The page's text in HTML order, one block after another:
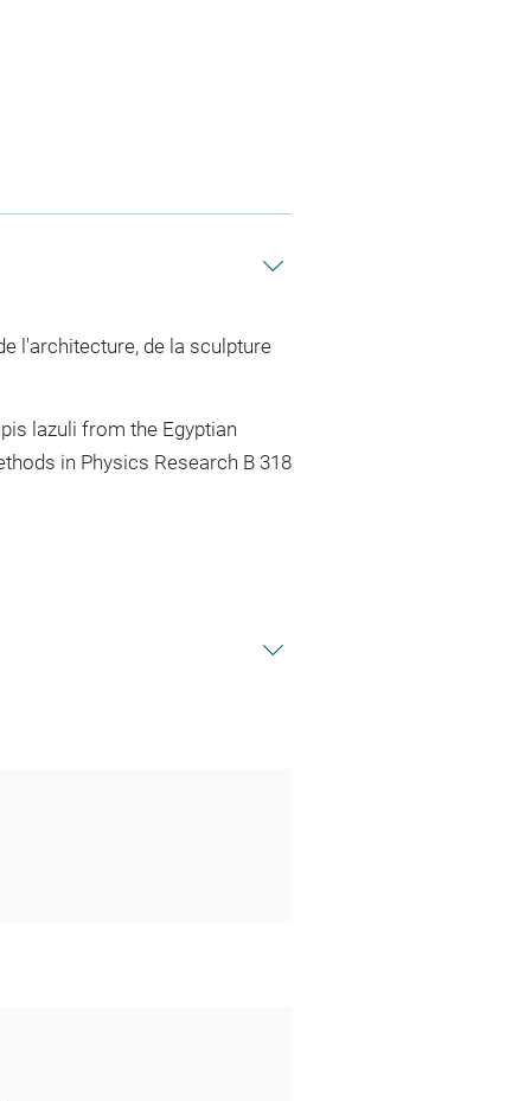
l'architecture, de la sculpture
lazuli from the Egyptian
in Physics Research B 318